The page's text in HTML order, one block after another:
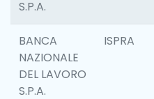
S.P.A.
BANCA
NAZIONALE
DEL LAVORO
S.P.A.
ISPRA